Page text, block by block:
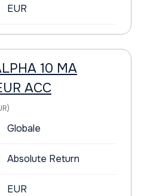
EUR
10 MA
ACC
Globale
Absolute Return
EUR